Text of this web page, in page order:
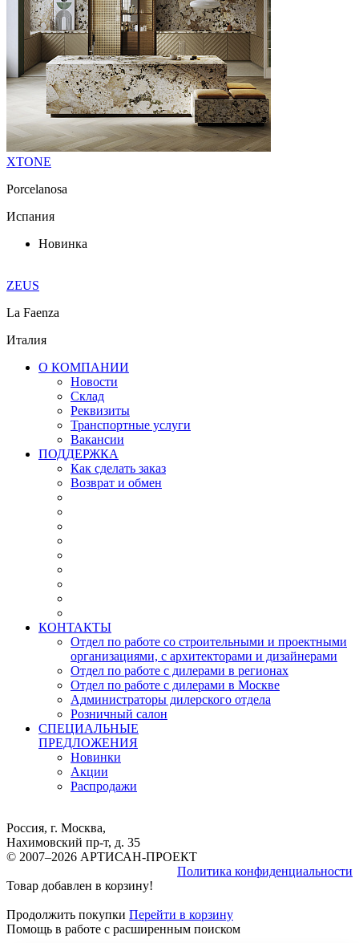
XTONE
Porcelanosa
Испания
Новинка
ZEUS
La Faenza
Италия
О КОМПАНИИ
Новости
Склад
Реквизиты
Транспортные услуги
Вакансии
ПОДДЕРЖКА
Как сделать заказ
Возврат и обмен
КОНТАКТЫ
Отдел по работе со строительными и проектными
организациями, с архитекторами и дизайнерами
Отдел по работе с дилерами в регионах
Отдел по работе с дилерами в Москве
Администраторы дилерского отдела
Розничный салон
СПЕЦИАЛЬНЫЕ
ПРЕДЛОЖЕНИЯ
Новинки
Акции
Распродажи
Россия, г. Москва,
Нахимовский пр-т, д. 35
© 2007–2026 АРТИСАН-ПРОЕКТ
Политика конфиденциальности
Товар добавлен в корзину!
Продолжить покупки Перейти в корзину
Помощь в работе с расширенным поиском